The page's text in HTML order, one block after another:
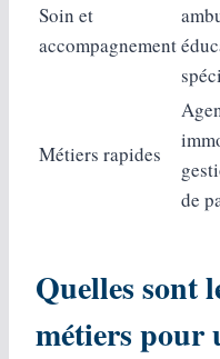
Soin et
accompagnement
Métiers rapides
de
Quelles sont
métiers pour